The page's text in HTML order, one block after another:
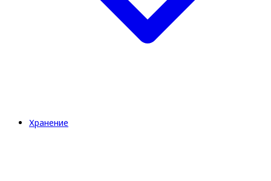
Хранение